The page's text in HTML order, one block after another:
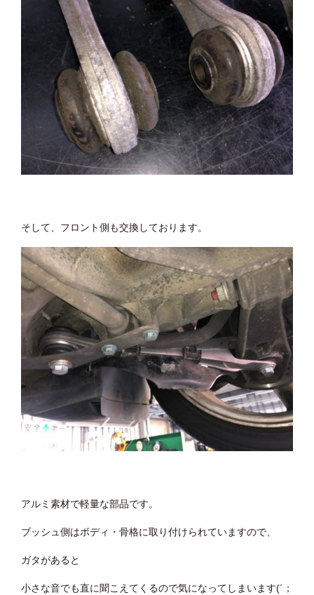
そして、フロント側も交換しております。
アルミ素材で軽量な部品です。
ブッシュ側はボディ・骨格に取り付けられていますので、
ガタがあると
小さな音でも直に聞こえてくるので気になってしまいます(´；